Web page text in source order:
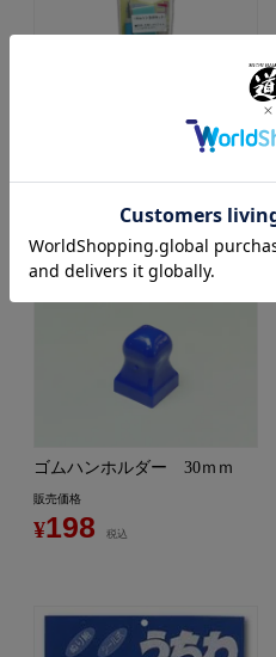
ゴムハンホルダー 30ｍｍ
販売価格
¥198 税込